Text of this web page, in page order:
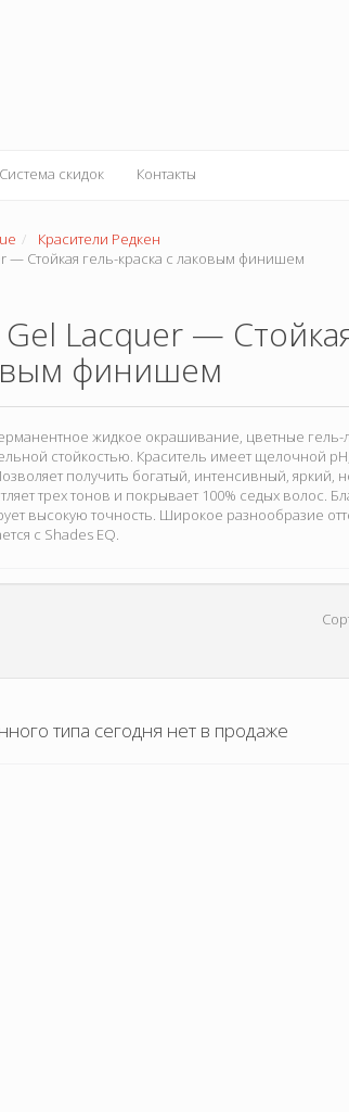
Система скидок Контакты
Красители Редкен
— Стойкая гель-краска с лаковым финишем
Lacquer —
финишем
жидкое окрашивание, цветные
стойкостью. Краситель имеет щелочной
получить богатый, интенсивный,
трех тонов и покрывает 100% седых волос.
высокую точность. Широкое разнообразие
с Shades EQ.
типа сегодня нет в продаже